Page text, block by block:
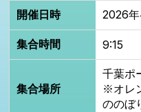
開催日時 2026年
集合時間 9:15
集合場所
千葉ポ
※オレ
ののぼ